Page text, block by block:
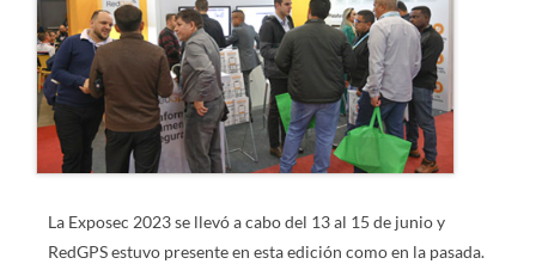
La Exposec 2023 se llevó a cabo del 13 al 15 de junioy
RedGPS estuvo presente en esta edición como en la pasada.